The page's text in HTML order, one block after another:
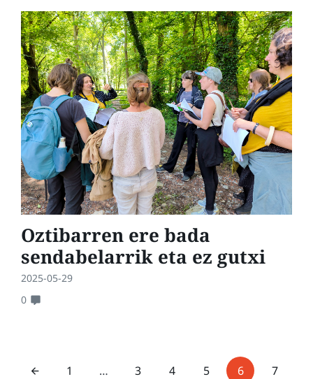
Oztibarren ere bada
sendabelarrik eta ez gutxi
2025-05-29
0
1 … 3 4 5 6
7